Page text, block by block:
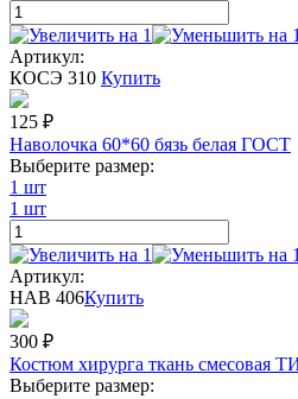
Артикул:
КОСЭ 310 Купить
125 ₽
Наволочка 60*60 бязь белая ГОСТ
Выберите размер:
1 шт
1 шт
Артикул:
НАВ 406Купить
300 ₽
Костюм хирурга ткань смесовая
Выберите размер: